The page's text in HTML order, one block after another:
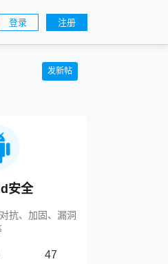
登录 注册
发新帖
安全
抗、加固、漏洞
47